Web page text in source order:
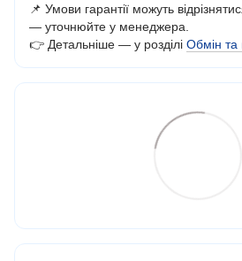
📌 Умови гарантії можуть
— уточнюйте у менеджера.
👉 Детальніше — у розділі Обмін та